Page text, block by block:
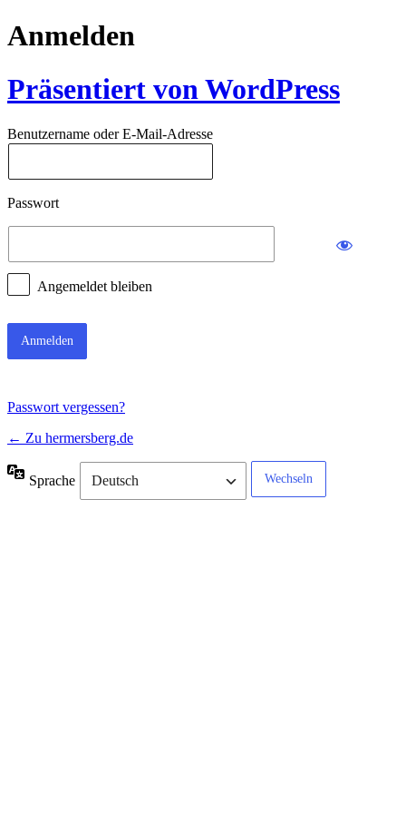
Anmelden
Präsentiert von WordPress
Benutzername oder E-Mail-Adresse
Passwort
Angemeldet bleiben
Passwort vergessen?
← Zu hermersberg.de
Sprache